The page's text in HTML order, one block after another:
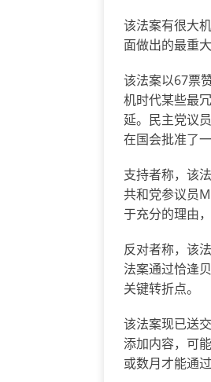
该法案有很大
面做出的最重大
该法案以67票
机时代某些最
延。民主党议
在国会批准了
支持者称，该
共和党参议员
于充分的理由
反对者称，该
法案通过恰逢
关键转折点。
该法案现已送
添加内容，可
或数月才能通